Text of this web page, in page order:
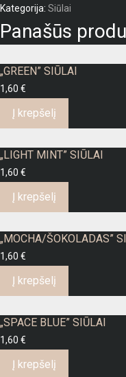
Kategorija: Siūlai
Panašūs
„GREEN” SIŪLAI
1,60 €
Į krepšelį
„LIGHT MINT” SIŪLAI
1,60 €
Į krepšelį
„MOCHA/ŠOKOLADAS”
1,60 €
Į krepšelį
„SPACE BLUE” SIŪLAI
1,60 €
Į krepšelį